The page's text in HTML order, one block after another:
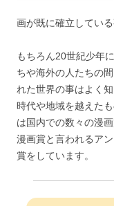
画が既に確立してい
もちろん20世紀少年
ちや海外の人たちの
れた世界の事はよく
時代や地域を越えた
は国内での数々の漫
漫画賞と言われるア
賞をしています。